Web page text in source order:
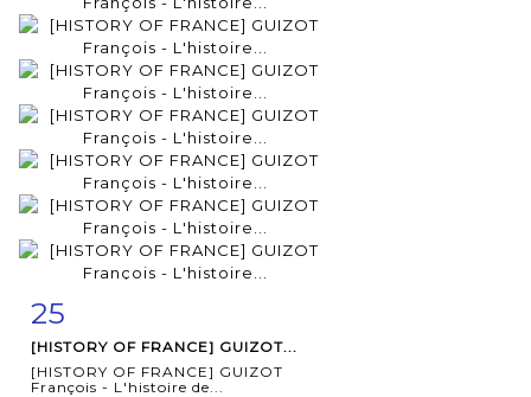
Item detail
25
[HISTORY OF FRANCE] GUIZOT...
[HISTORY OF FRANCE] GUIZOT
François - L'histoire de...